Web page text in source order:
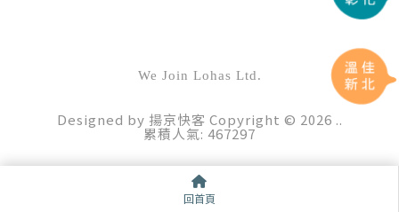
回首頁
We Join Lohas Ltd.
Designed by 揚京快客 Copyright © 2026 ..
累積人氣: 467297